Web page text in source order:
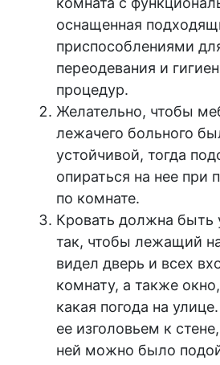
оснащенная
приспособлениями
переодевания и
процедур.
Желательно, чтобы
лежачего больного
устойчивой, тогда
опираться на нее при
по комнате.
Кровать должна быть
так, чтобы лежащий
видел дверь и всех
комнату, а также
какая погода на
ее изголовьем к
ней можно было